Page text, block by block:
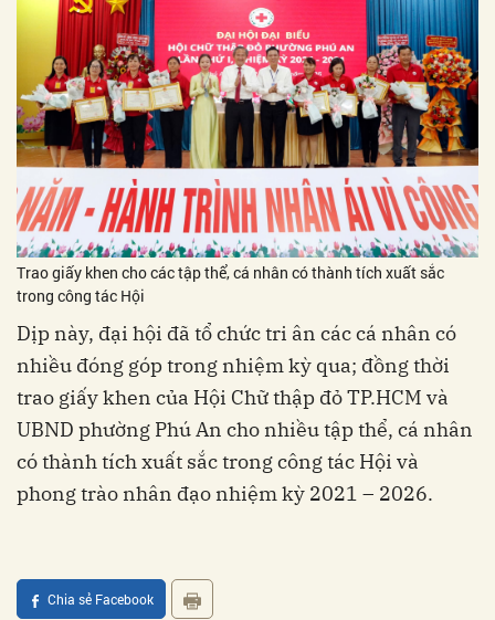
Trao giấy khen cho các tập thể, cá nhân có thành tích xuất sắc
trong công tác Hội
Dịp này, đại hội đã tổ chức tri ân các cá nhân có
nhiều đóng góp trong nhiệm kỳ qua; đồng thời
trao giấy khen của Hội Chữ thập đỏ TP.HCM và
UBND phường Phú An cho nhiều tập thể, cá nhân
có thành tích xuất sắc trong công tác Hội và
phong trào nhân đạo nhiệm kỳ 2021 – 2026.
Chia sẻ Facebook